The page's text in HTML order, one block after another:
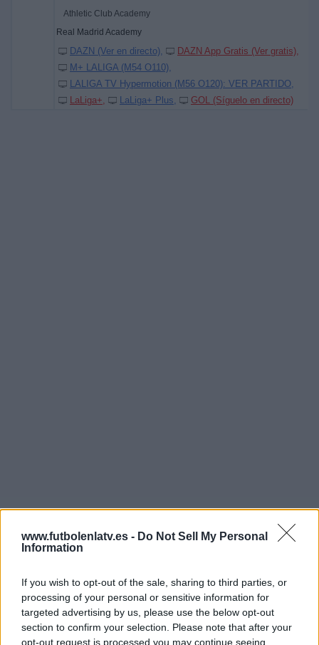
www.futbolenlatv.es - Do Not Sell My Personal
Information
If you wish to opt-out of the sale, sharing to third parties, or
processing of your personal or sensitive information for
targeted advertising by us, please use the below opt-out
section to confirm your selection. Please note that after your
opt-out request is processed you may continue seeing
Athletic Club Academy
Real Madrid Academy
DAZN (Ver en directo)
DAZN App Gratis (Ver gratis)
M+ LALIGA (M54 O110)
LALIGA TV Hypermotion (M56 O120): VER PARTIDO
LaLiga+
LaLiga+ Plus GOL (Síguelo en directo)
DATOS ESTADÍSTICOS DEL EQUIPO ATHLETIC CLUB
ACADEMY EN TELEVISIÓN EN ESPAÑA